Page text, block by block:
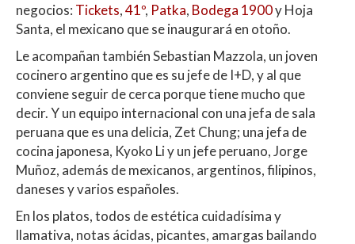
negocios: Tickets,41º, Patka, Bodega 1900y Hoja
Santa, el mexicano que se inaugurará en otoño.
Le acompañan también Sebastian Mazzola, un joven
cocinero argentino que es su jefe de I+D, y al que
conviene seguir de cerca porque tiene mucho que
decir. Y un equipo internacional con una jefa de sala
peruana que es una delicia, Zet Chung; una jefa de
cocina japonesa, Kyoko Li y un jefe peruano, Jorge
Muñoz, además de mexicanos, argentinos, filipinos,
daneses y varios españoles.
En los platos, todos de estética cuidadísima y
llamativa, notas ácidas, picantes, amargas bailando